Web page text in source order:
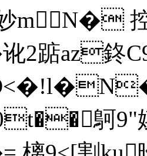
妙mN�
2踮az鉖
鴚9"